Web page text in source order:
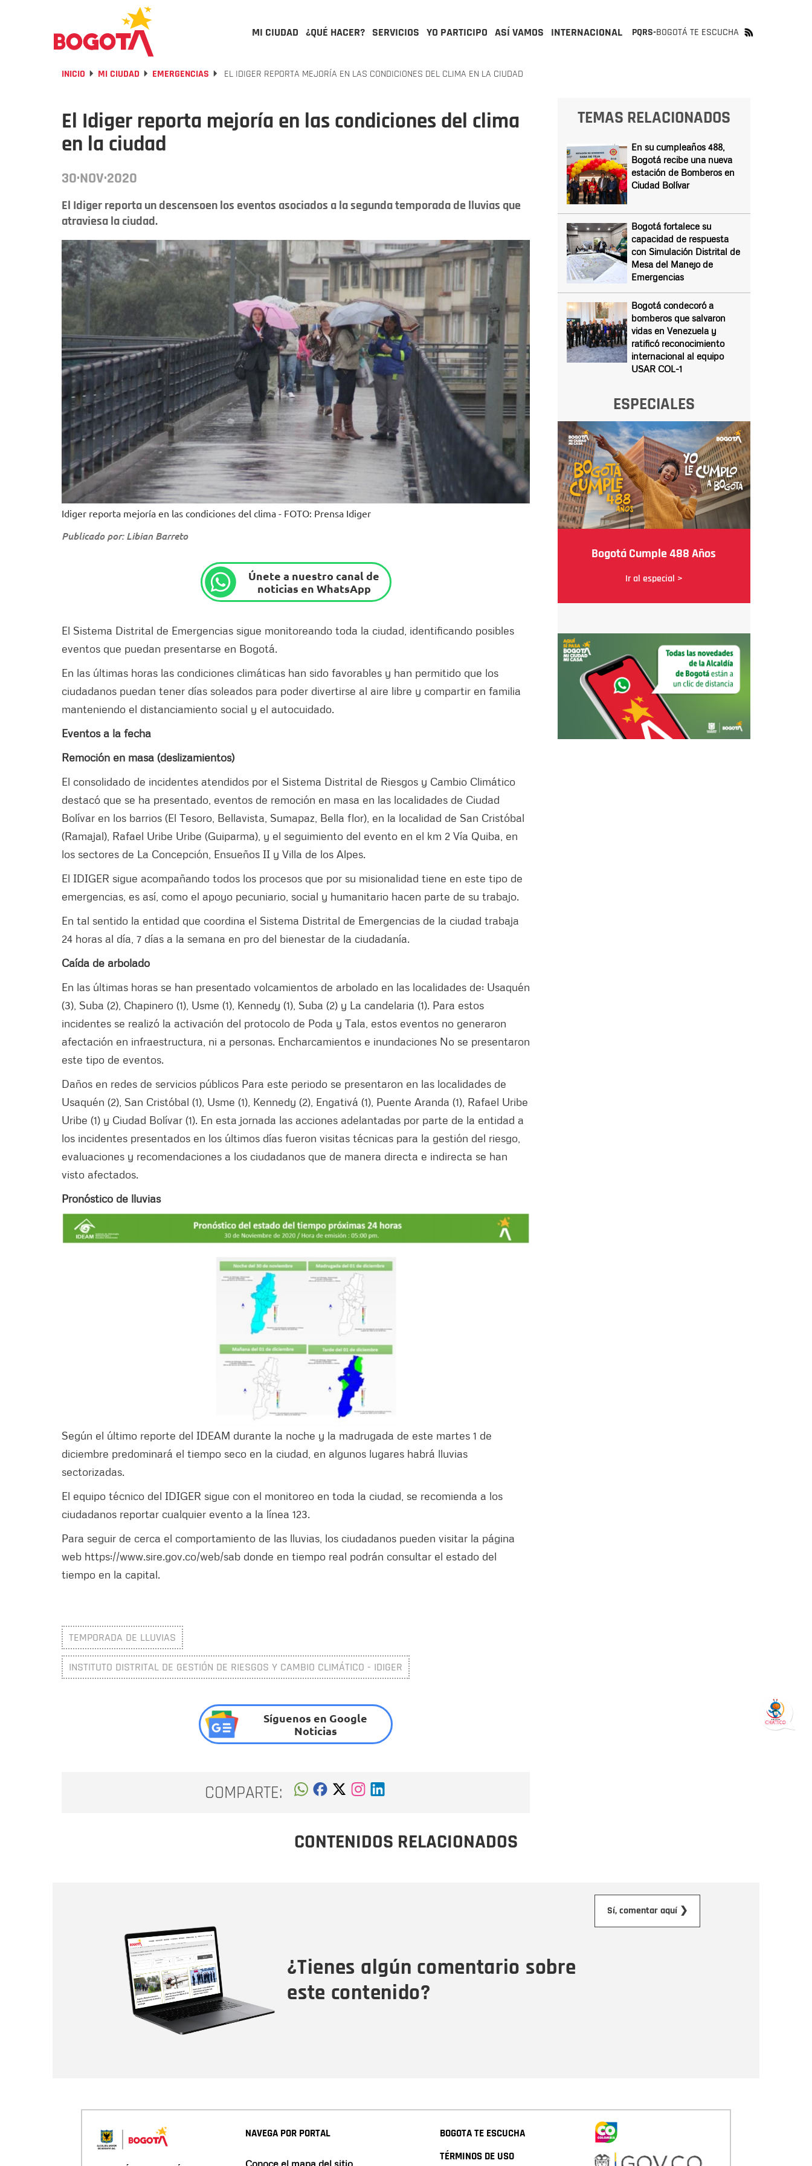
MI CIUDAD ¿QUÉ HACER? SERVICIOS YO PARTICIPO ASÍ VAMOS INTERNACIONAL PQRS-BOGOTÁ TE ESCUCHA
INICIO MI CIUDAD EMERGENCIAS EL IDIGER REPORTA MEJORÍA EN LAS CONDICIONES DEL CLIMA EN LA CIUDAD
El Idiger reporta mejoría en las condiciones del clima
en la ciudad
30·NOV·2020
El Idiger reporta un descensoen los eventos asociados a la segunda temporada de lluvias que
atraviesa la ciudad.
Idiger reporta mejoría en las condiciones del clima - FOTO: Prensa Idiger
Publicado por: Libian Barreto
Únete a nuestro canal de
noticias en WhatsApp
El Sistema Distrital de Emergencias sigue monitoreando toda la ciudad, identificando posibles
eventos que puedan presentarse en Bogotá.
En las últimas horas las condiciones climáticas han sido favorables y han permitido que los
ciudadanos puedan tener días soleados para poder divertirse al aire libre y compartir en familia
manteniendo el distanciamiento social y el autocuidado.
Eventos a la fecha
Remoción en masa (deslizamientos)
El consolidado de incidentes atendidos por el Sistema Distrital de Riesgos y Cambio Climático
destacó que se ha presentado, eventos de remoción en masa en las localidades de Ciudad
Bolívar en los barrios (El Tesoro, Bellavista, Sumapaz, Bella flor), en la localidad de San Cristóbal
(Ramajal), Rafael Uribe Uribe (Guiparma), y el seguimiento del evento en el km 2 Vía Quiba, en
los sectores de La Concepción, Ensueños II y Villa de los Alpes.
El IDIGER sigue acompañando todos los procesos que por su misionalidad tiene en este tipo de
emergencias, es así, como el apoyo pecuniario, social y humanitario hacen parte de su trabajo.
En tal sentido la entidad que coordina el Sistema Distrital de Emergencias de la ciudad trabaja
24 horas al día, 7 días a la semana en pro del bienestar de la ciudadanía.
Caída de arbolado
En las últimas horas se han presentado volcamientos de arbolado en las localidades de: Usaquén
(3), Suba (2), Chapinero (1), Usme (1), Kennedy (1), Suba (2) y La candelaria (1). Para estos
incidentes se realizó la activación del protocolo de Poda y Tala, estos eventos no generaron
afectación en infraestructura, ni a personas. Encharcamientos e inundaciones No se presentaron
este tipo de eventos.
Daños en redes de servicios públicos Para este periodo se presentaron en las localidades de
Usaquén (2), San Cristóbal (1), Usme (1), Kennedy (2), Engativá (1), Puente Aranda (1), Rafael Uribe
Uribe (1) y Ciudad Bolívar (1). En esta jornada las acciones adelantadas por parte de la entidad a
los incidentes presentados en los últimos días fueron visitas técnicas para la gestión del riesgo,
evaluaciones y recomendaciones a los ciudadanos que de manera directa e indirecta se han
visto afectados.
Pronóstico de lluvias
Según el último reporte del IDEAM durante la noche y la madrugada de este martes 1 de
diciembre predominará el tiempo seco en la ciudad, en algunos lugares habrá lluvias
sectorizadas.
El equipo técnico del IDIGER sigue con el monitoreo en toda la ciudad, se recomienda a los
ciudadanos reportar cualquier evento a la línea 123.
Para seguir de cerca el comportamiento de las lluvias, los ciudadanos pueden visitar la página
web https://www.sire.gov.co/web/sab donde en tiempo real podrán consultar el estado del
tiempo en la capital.
TEMPORADA DE LLUVIAS
INSTITUTO DISTRITAL DE GESTIÓN DE RIESGOS Y CAMBIO CLIMÁTICO - IDIGER
Síguenos en Google
Noticias
COMPARTE:
TEMAS RELACIONADOS
En su cumpleaños 488,
Bogotá recibe una nueva
estación de Bomberos en
Ciudad Bolívar
Bogotá fortalece su
capacidad de respuesta
con Simulación Distrital de
Mesa del Manejo de
Emergencias
Bogotá condecoró a
bomberos que salvaron
vidas en Venezuela y
ratificó reconocimiento
internacional al equipo
USAR COL-1
ESPECIALES
Bogotá Cumple 488 Años
Ir al especial >
CONTENIDOS RELACIONADOS
¿Tienes algún comentario sobre
este contenido?
Sí, comentar aquí ❯
NAVEGA POR PORTAL
BOGOTA TE ESCUCHA
TÉRMINOS DE USO